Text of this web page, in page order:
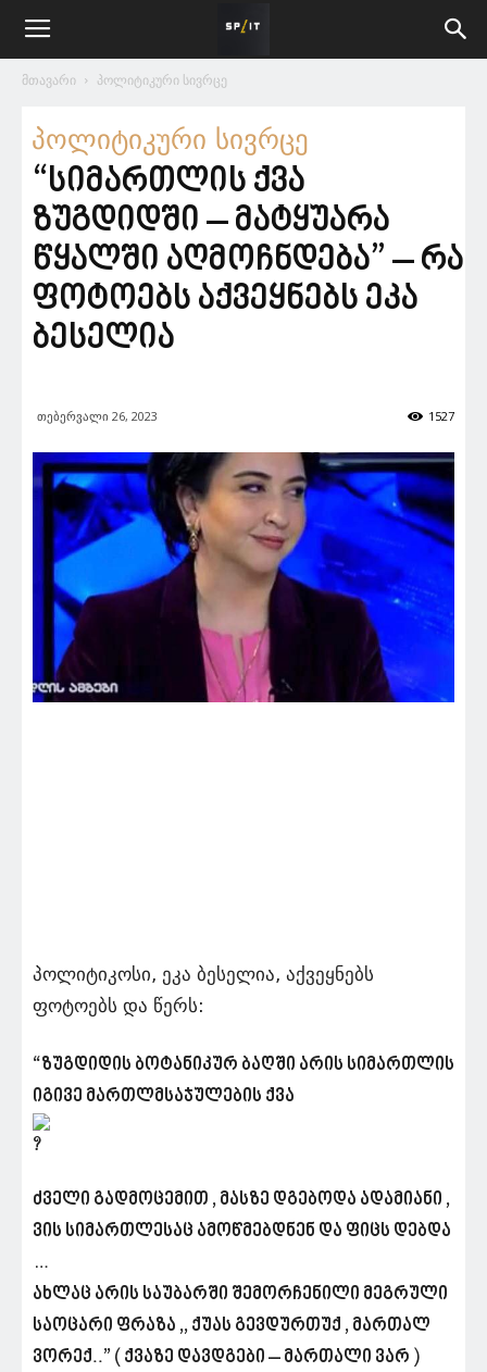
მთავარი პოლიტიკური სივრცე
პოლიტიკური სივრცე
“სიმართლის ქვა
ზუგდიდში – მატყუარა
წყალში აღმოჩნდება” – რა
ფოტოებს აქვეყნებს ეკა
ბესელია
თებერვალი 26, 2023 1527
პოლიტიკოსი, ეკა ბესელია, აქვეყნებს
ფოტოებს და წერს:
“ზუგდიდის ბოტანიკურ ბაღში არის სიმართლის
იგივე მართლმსაჯულების ქვა
ძველი გადმოცემით , მასზე დგებოდა ადამიანი ,
ვის სიმართლესაც ამოწმებდნენ და ფიცს დებდა
…
ახლაც არის საუბარში შემორჩენილი მეგრული
საოცარი ფრაზა ,, ქუას გევდურთუქ , მართალ
ვორექ..” ( ქვაზე დავდგები – მართალი ვარ )